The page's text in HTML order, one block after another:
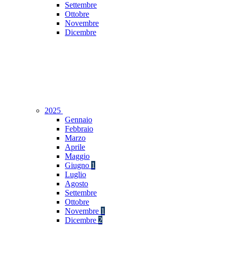
Settembre
Ottobre
Novembre
Dicembre
2025
Gennaio
Febbraio
Marzo
Aprile
Maggio
Giugno 1
Luglio
Agosto
Settembre
Ottobre
Novembre 1
Dicembre 2